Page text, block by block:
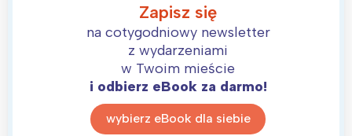
Zapisz się
na cotygodniowy newsletter
z wydarzeniami
w Twoim mieście
i odbierz eBook za darmo!
wybierz eBook dla siebie